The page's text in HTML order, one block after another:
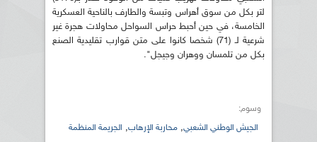
لتر بكل من سوق أهراس وتبسة والطارف بالناحية العسكرية
الخامسة، في حين أحبط حراس السواحل محاولات هجرة غير
شرعية لـ (71) شخصا كانوا على متن قوارب تقليدية الصنع
بكل من تلمسان ووهران وجيجل".
وسوم:
الجيش الوطني الشعبي, محاربة الإرهاب, الجريمة المنظمة